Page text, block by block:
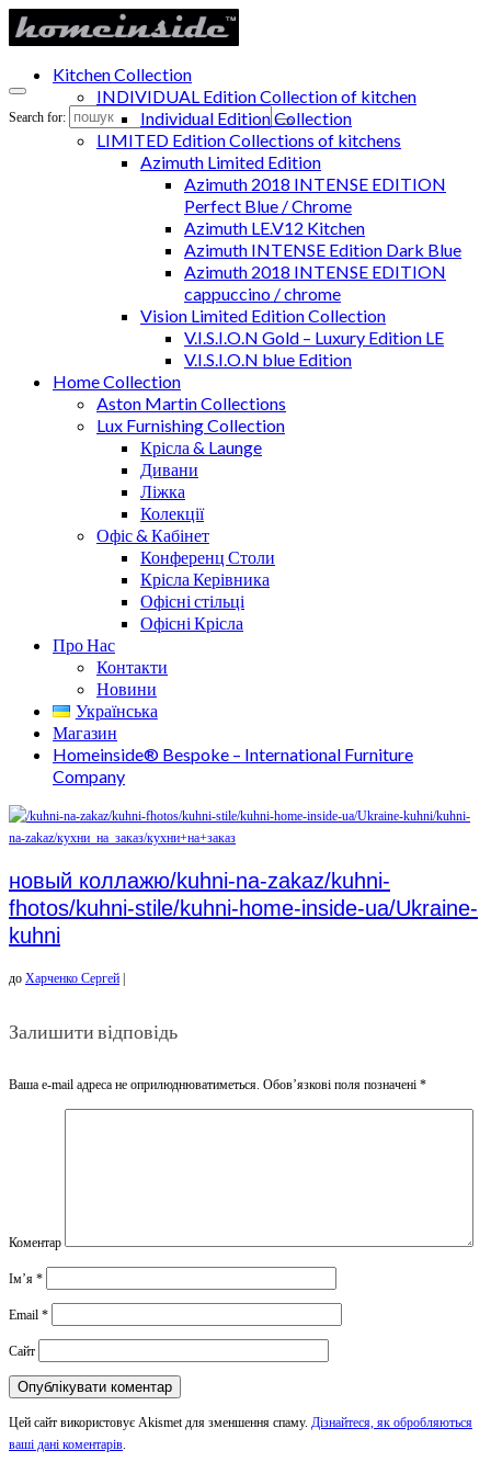
Search for:
Kitchen Collection
INDIVIDUAL Edition Collection of kitchen
Individual Edition Collection
LIMITED Edition Collections of kitchens
Azimuth Limited Edition
Azimuth 2018 INTENSE EDITION
Perfect Blue / Chrome
Azimuth LE.V12 Kitchen
Azimuth INTENSE Edition Dark Blue
Azimuth 2018 INTENSE EDITION
cappuccino / chrome
Vision Limited Edition Collection
V.I.S.I.O.N Gold – Luxury Edition LE
V.I.S.I.O.N blue Edition
Home Collection
Aston Martin Collections
Lux Furnishing Collection
Крісла & Launge
Дивани
Ліжка
Колекції
Офіс & Кабінет
Конференц Столи
Крісла Керівника
Офісні стільці
Офісні Крісла
Про Нас
Контакти
Новини
Українська
Магазин
Homeinside® Bespoke – International Furniture
Company
новый коллажю/kuhni-na-zakaz/kuhni-
fhotos/kuhni-stile/kuhni-home-inside-ua/Ukraine-
kuhni
до Харченко Сергей
Залишити відповідь
Ваша e-mail адреса не оприлюднюватиметься. Обов’язкові поля позначені *
Коментар
Ім’я *
Email *
Сайт
Цей сайт використовує Akismet для зменшення спаму. Дізнайтеся, як обробляються
ваші дані коментарів.